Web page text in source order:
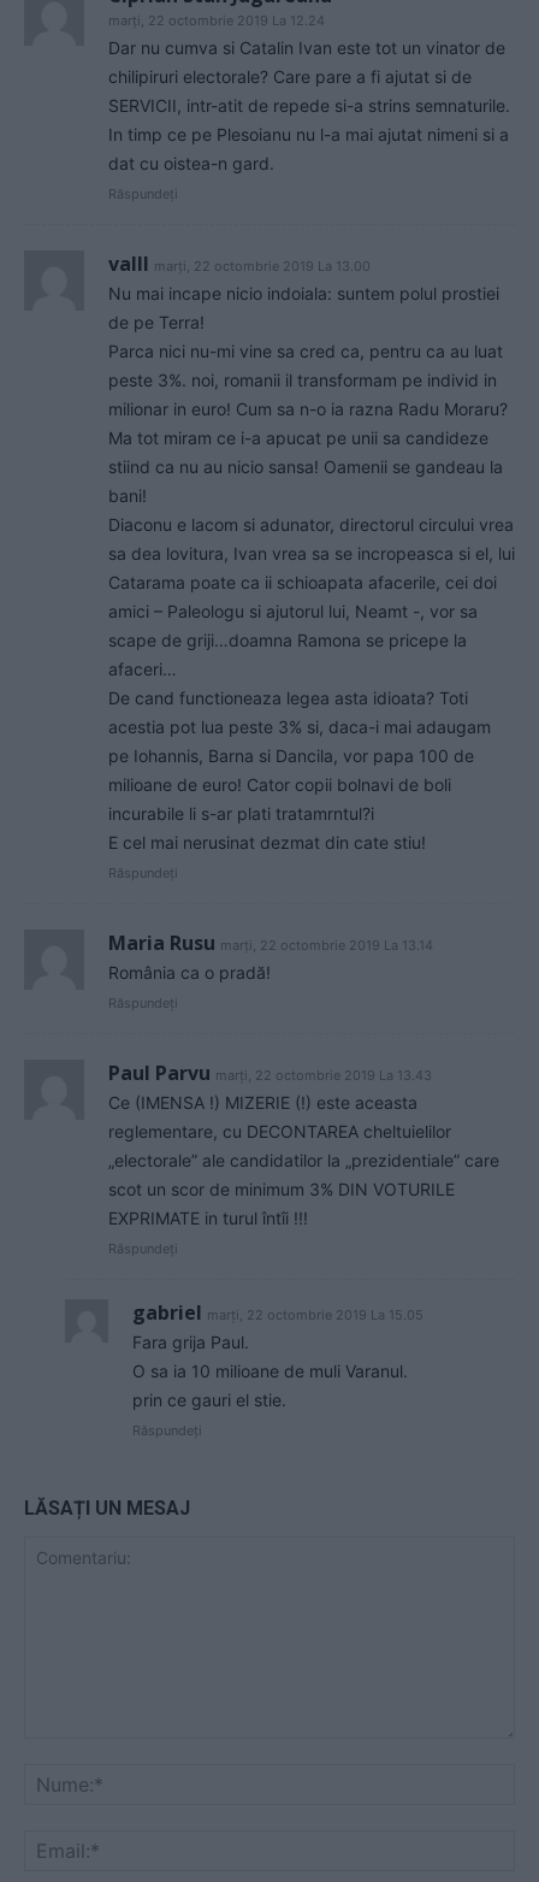
marți, 22 octombrie 2019 La 12.24
Dar nu cumva si Catalin Ivan este tot un vinator de
chilipiruri electorale? Care pare a fi ajutat si de
SERVICII, intr-atit de repede si-a strins semnaturile.
In timp ce pe Plesoianu nu l-a mai ajutat nimeni si a
dat cu oistea-n gard.
Răspundeți
valll marți, 22 octombrie 2019 La 13.00
Nu mai incape nicio indoiala: suntem polul prostiei
de pe Terra!
Parca nici nu-mi vine sa cred ca, pentru ca au luat
peste 3%. noi, romanii il transformam pe individ in
milionar in euro! Cum sa n-o ia razna Radu Moraru?
Ma tot miram ce i-a apucat pe unii sa candideze
stiind ca nu au nicio sansa! Oamenii se gandeau la
bani!
Diaconu e lacom si adunator, directorul circului vrea
sa dea lovitura, Ivan vrea sa se incropeasca si el, lui
Catarama poate ca ii schioapata afacerile, cei doi
amici – Paleologu si ajutorul lui, Neamt -, vor sa
scape de griji…doamna Ramona se pricepe la
afaceri…
De cand functioneaza legea asta idioata? Toti
acestia pot lua peste 3% si, daca-i mai adaugam
pe Iohannis, Barna si Dancila, vor papa 100 de
milioane de euro! Cator copii bolnavi de boli
incurabile li s-ar plati tratamrntul?i
E cel mai nerusinat dezmat din cate stiu!
Răspundeți
Maria Rusu marți, 22 octombrie 2019 La 13.14
România ca o pradă!
Răspundeți
Paul Parvu marți, 22 octombrie 2019 La 13.43
Ce (IMENSA !) MIZERIE (!) este aceasta
reglementare, cu DECONTAREA cheltuielilor
„electorale” ale candidatilor la „prezidentiale” care
scot un scor de minimum 3% DIN VOTURILE
EXPRIMATE in turul întîi !!!
Răspundeți
gabriel marți, 22 octombrie 2019 La 15.05
Fara grija Paul.
O sa ia 10 milioane de muli Varanul.
prin ce gauri el stie.
Răspundeți
LĂSAȚI UN MESAJ